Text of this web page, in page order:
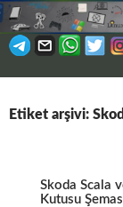
Ara
ATLA
Etiket arşivi:
Skoda Scala
Kutusu